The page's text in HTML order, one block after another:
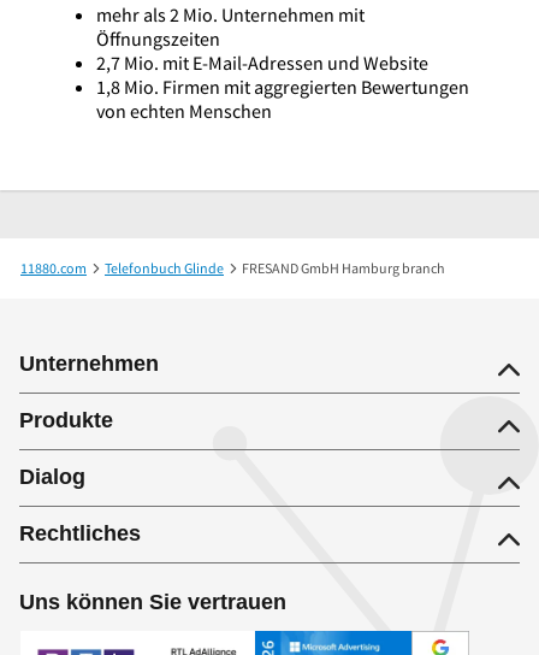
mehr als 2 Mio. Unternehmen mit
Öffnungszeiten
2,7 Mio. mit E-Mail-Adressen und Website
1,8 Mio. Firmen mit aggregierten Bewertungen
von echten Menschen
11880.com Telefonbuch Glinde FRESAND GmbH Hamburg branch
Unternehmen
Produkte
Dialog
Rechtliches
Uns können Sie vertrauen